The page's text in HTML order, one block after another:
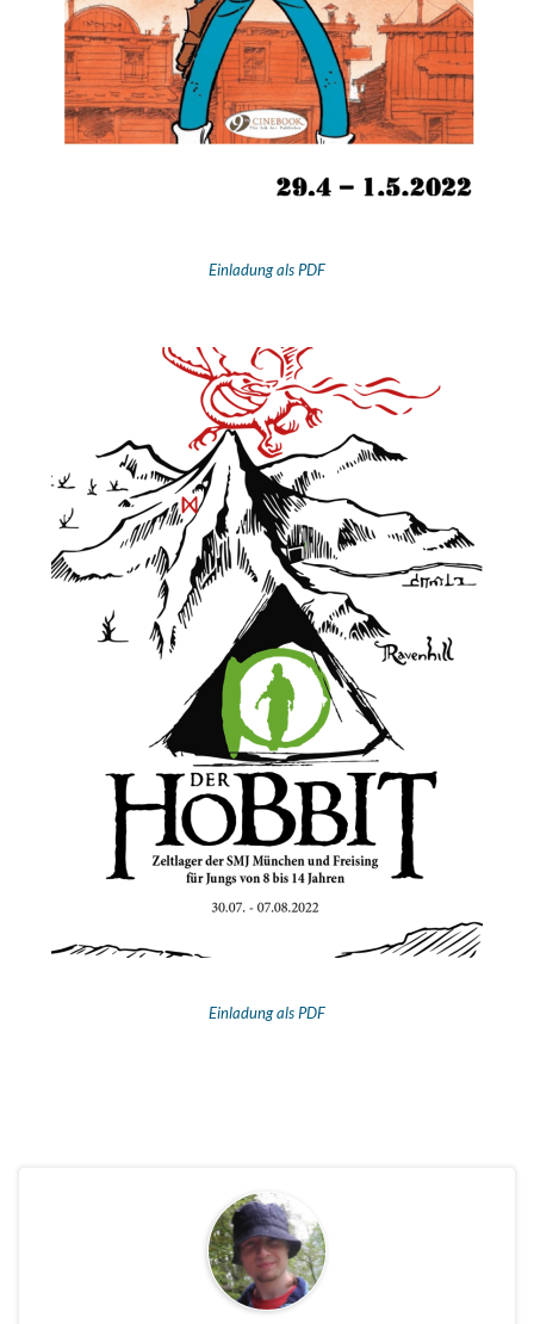
Einladung als PDF
Einladung als PDF